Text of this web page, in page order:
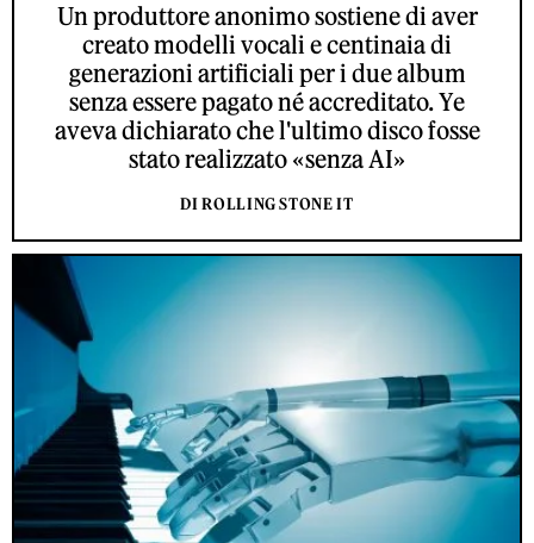
Un produttore anonimo sostiene di aver
creato modelli vocali e centinaia di
generazioni artificiali per i due album
senza essere pagato né accreditato. Ye
aveva dichiarato che l'ultimo disco fosse
stato realizzato «senza AI»
DI ROLLING STONE IT